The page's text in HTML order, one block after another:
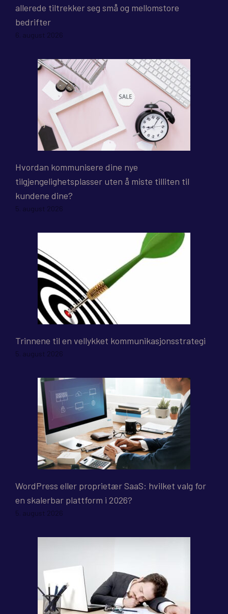
allerede tiltrekker seg små og mellomstore
bedrifter
6. august 2026
Hvordan kommunisere dine nye
tilgjengelighetsplasser uten å miste tilliten til
kundene dine?
5. august 2026
Trinnene til en vellykket kommunikasjonsstrategi
5. august 2026
WordPress eller proprietær SaaS: hvilket valg for
en skalerbar plattform i 2026?
5. august 2026